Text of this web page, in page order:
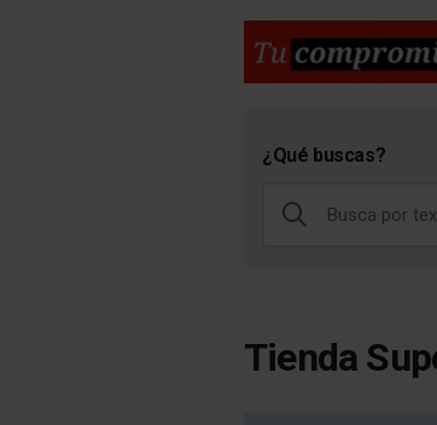
¿Qué buscas?
Tienda